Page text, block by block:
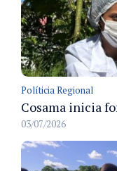
Políticia Regional
03/07/2026